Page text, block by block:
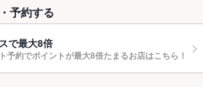
予約する
で最大8倍
予約でポイントが最大8倍たまるお店はこちら！